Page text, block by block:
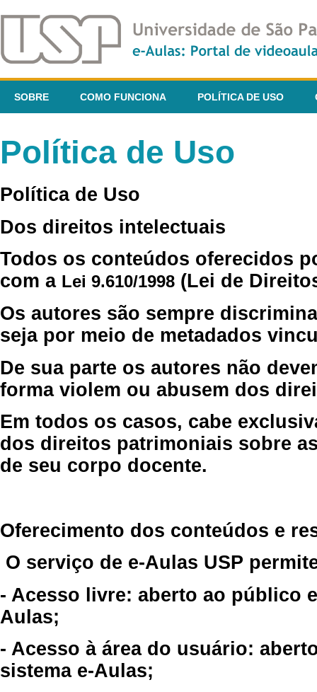
SOBRE COMO FUNCIONA POLÍTICA DE USO
Política de Uso
Política de Uso
Dos direitos intelectuais
Todos os conteúdos oferecidos
com a Lei 9.610/1998 (Lei de
Os autores são sempre
seja por meio de metadados
De sua parte os autores não
forma violem ou abusem dos
Em todos os casos, cabe
dos direitos patrimoniais sobre
de seu corpo docente.
Oferecimento dos conteúdos e
O serviço de e-Aulas USP
- Acesso livre: aberto ao público
Aulas;
- Acesso à área do usuário:
sistema e-Aulas;